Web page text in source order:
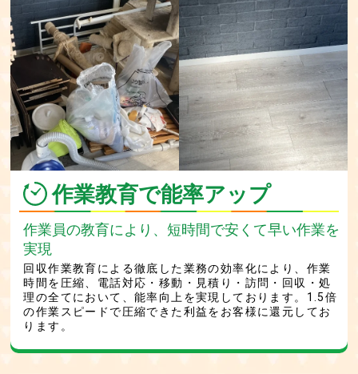
作業教育で能率アップ
作業員の教育により、短時間で安くて早い作業を
実現
回収作業教育による徹底した業務の効率化により、作業
時間を圧縮、電話対応・移動・見積り・訪問・回収・処
理の全てにおいて、能率向上を実現しております。1.5倍
の作業スピードで圧縮できた利益をお客様に還元してお
ります。